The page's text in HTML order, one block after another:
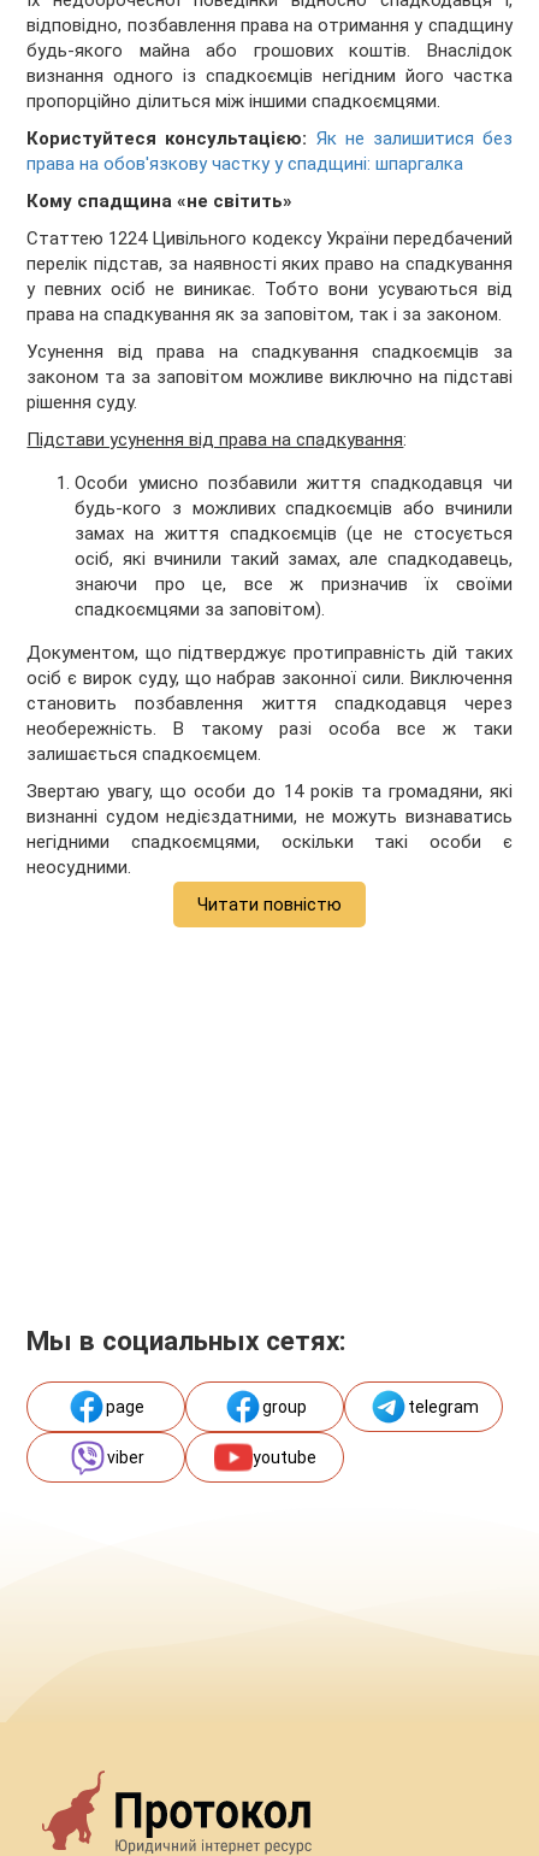
відповідно, позбавлення права на отримання у спадщину
будь-якого майна або грошових коштів. Внаслідок
визнання одного із спадкоємців негідним його частка
пропорційно ділиться між іншими спадкоємцями.
Користуйтеся консультацією: Як не залишитися без
права на обов'язкову частку у спадщині: шпаргалка
Кому спадщина «не світить»
Статтею 1224 Цивільного кодексу України передбачений
перелік підстав, за наявності яких право на спадкування
у певних осіб не виникає. Тобто вони усуваються від
права на спадкування як за заповітом, так і за законом.
Усунення від права на спадкування спадкоємців за
законом та за заповітом можливе виключно на підставі
рішення суду.
Підстави усунення від права на спадкування:
Особи умисно позбавили життя спадкодавця чи
будь-кого з можливих спадкоємців або вчинили
замах на життя спадкоємців (це не стосується
осіб, які вчинили такий замах, але спадкодавець,
знаючи про це, все ж призначив їх своїми
спадкоємцями за заповітом).
Документом, що підтверджує протиправність дій таких
осіб є вирок суду, що набрав законної сили. Виключення
становить позбавлення життя спадкодавця через
необережність. В такому разі особа все ж таки
залишається спадкоємцем.
Звертаю увагу, що особи до 14 років та громадяни, які
визнанні судом недієздатними, не можуть визнаватись
негідними спадкоємцями, оскільки такі особи є
неосудними.
Читати повністю
Мы в социальных сетях:
page group telegram
viber youtube